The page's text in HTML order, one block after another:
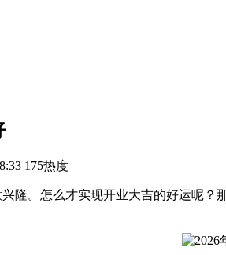
175热度
隆。怎么才实现开业大吉的好运呢